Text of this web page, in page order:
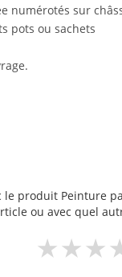
numérotés sur
pots ou sachets
le produit Peinture
ou avec quel